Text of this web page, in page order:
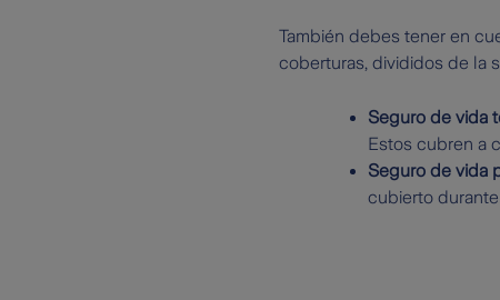
También debes tener en
coberturas, divididos de la
Seguro de vida
Estos cubren a
Seguro de vida
cubierto